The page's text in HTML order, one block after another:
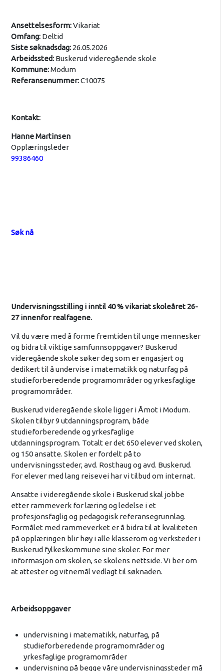
Ansettelsesform:Vikariat
Omfang: Deltid
Siste søknadsdag: 26.05.2026
Arbeidssted: Buskerud videregående skole
Kommune:Modum
Referansenummer:C10075
Kontakt:
Hanne Martinsen
Opplæringsleder
99386460
Søk nå
Undervisningsstilling i inntil 40 % vikariat skoleåret 26-
27 innenfor realfagene.
Vil du være med å forme fremtiden til unge mennesker
og bidra til viktige samfunnsoppgaver? Buskerud
videregående skole søker deg som er engasjert og
dedikert til å undervise i matematikk og naturfag på
studieforberedende programområder og yrkesfaglige
programområder.
Buskerud videregående skole ligger i Åmot i Modum.
Skolen tilbyr 9 utdanningsprogram, både
studieforberedende og yrkesfaglige
utdanningsprogram. Totalt er det 650 elever ved skolen,
og 150 ansatte. Skolen er fordelt på to
undervisningssteder, avd. Rosthaug og avd. Buskerud.
For elever med lang reisevei har vi tilbud om internat.
Ansatte i videregående skole i Buskerud skal jobbe
etter rammeverk for læring og ledelse i et
profesjonsfaglig og pedagogisk referansegrunnlag.
Formålet med rammeverket er å bidra til at kvaliteten
på opplæringen blir høy i alle klasserom og verksteder i
Buskerud fylkeskommune sine skoler. For mer
informasjon om skolen, se skolens nettside. Vi ber om
at attester og vitnemål vedlagt til søknaden.
Arbeidsoppgaver
undervisning i matematikk, naturfag, på
studieforberedende programområder og
yrkesfaglige programområder
undervisning på begge våre undervisningssteder må